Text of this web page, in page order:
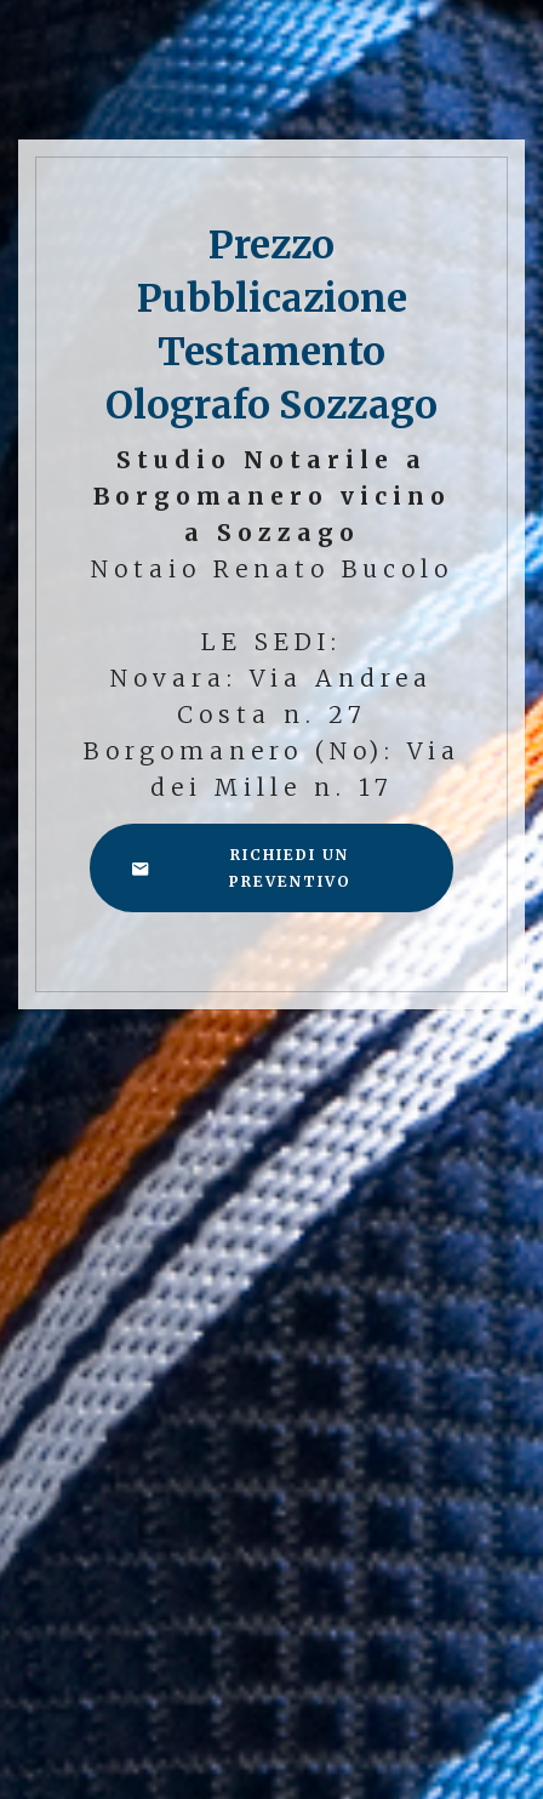
Prezzo
Pubblicazione
Testamento
Olografo Sozzago
Studio Notarile a
Borgomanero vicino
a Sozzago
Notaio Renato Bucolo
LE SEDI:
Novara: Via Andrea
Costa n. 27
Borgomanero (No): Via
dei Mille n. 17
RICHIEDI UN
PREVENTIVO